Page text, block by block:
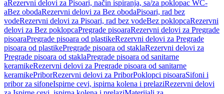
aRezervni delovi za Pisoari, način ispiranja, sa/za poklopac WC-
aBez obodaRezervni delovi za Bez obodaPisoari, rad bez
vodeRezervni delovi za Pisoari, rad bez vodeBez poklopcaRezervni
delovi za Bez poklopcaPregrade pisoaraRezervni delovi za Pregrade
pisoaraPregrade pisoara od plastikeRezervni delovi za Pregrade
pisoara od plastikePregrade pisoara od staklaRezervni delovi za
Pregrade pisoara od staklaPregrade pisoara od sanitarne
keramikeRezervni delovi za Pregrade pisoara od sanitarne
keramikePriborRezervni delovi za PriborPoklopci pisoaraSifoni i
pribor za sifoneIspirne cevi, ispirna kolena i prelaziRezervni delovi